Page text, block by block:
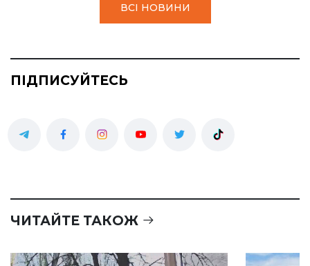
ВСІ НОВИНИ
ПІДПИСУЙТЕСЬ
ЧИТАЙТЕ ТАКОЖ